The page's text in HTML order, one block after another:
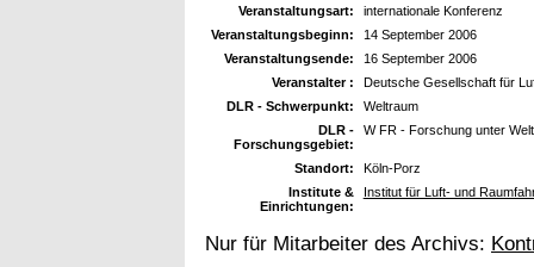
Veranstaltungsart:
internationale Konferenz
Veranstaltungsbeginn:
14 September 2006
Veranstaltungsende:
16 September 2006
Veranstalter :
Deutsche Gesellschaft für
DLR - Schwerpunkt:
Weltraum
DLR -
Forschungsgebiet:
W FR - Forschung unter
Standort:
Köln-Porz
Institute &
Einrichtungen:
Institut für Luft- und
Nur für Mitarbeiter des Archivs: